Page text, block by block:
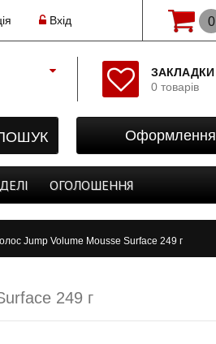
Вхід
Оформлення
ЗАКЛАДКИ
0 товарів
0
Початок
Реєстрація
Закладки
ОГОЛОШЕННЯ
Jump Volume Mousse Surface 249 г
249 г